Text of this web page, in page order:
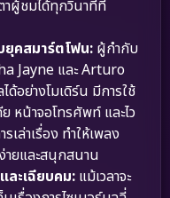
าผู้ชมได้ทุกวินาทีที่
ยุคสมาร์ตโฟน: ผู้กำกับ
Jayne และ Arturo
ด้อย่างโมเดิร์น มีการใช้
หน้าจอโทรศัพท์ และไว
ล่าเรื่อง ทำให้เพลง
ายและสนุกสนาน
ละเฉียบคม: แม้เวลาจะ